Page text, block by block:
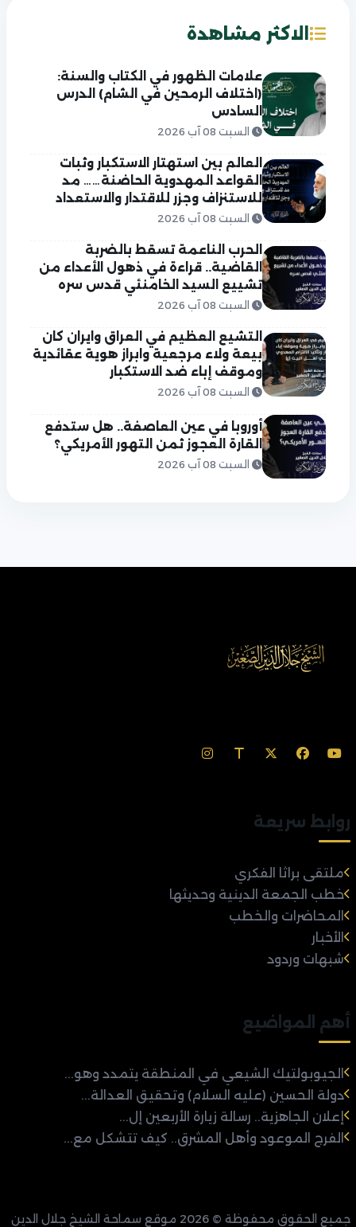
الاكثر مشاهدة
علامات الظهور في الكتاب والسنة:
(اختلاف الرمحين في الشام) الدرس
السادس
السبت 08 آب 2026
العالم بين استهتار الاستكبار وثبات
القواعد المهدوية الحاضنة…… مد
للاستنزاف وجزر للاقتدار والاستعداد
السبت 08 آب 2026
الحرب الناعمة تسقط بالضربة
القاضية.. قراءة في ذهول الأعداء من
تشييع السيد الخامنئي قدس سره
السبت 08 آب 2026
التشيع العظيم في العراق وايران كان
بيعة ولاء مرجعية وابراز هوية عقائدية
وموقف إباء ضد الاستكبار
السبت 08 آب 2026
أوروبا في عين العاصفة.. هل ستدفع
القارة العجوز ثمن التهور الأمريكي؟
السبت 08 آب 2026
روابط سريعة
ملتقى براثا الفكري
خطب الجمعة الدينية وحديثها
المحاضرات والخطب
الأخبار
شبهات وردود
أهم المواضيع
الجيوبولتيك الشيعي في المنطقة يتمدد وهو...
دولة الحسين (عليه السلام) وتحقيق العدالة...
إعلان الجاهزية.. رسالة زيارة الأربعين إل...
الفرج الموعود وأهل المشرق.. كيف تتشكل مع...
جميع الحقوق محفوظة © 2026 موقع سماحة الشيخ جلال الدين